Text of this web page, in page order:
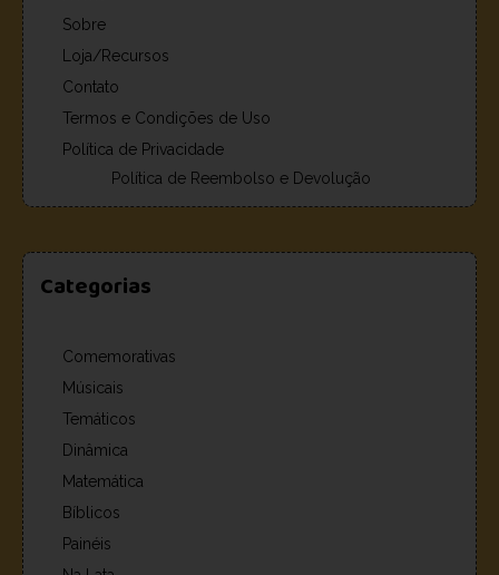
Sobre
Loja/Recursos
Contato
Termos e Condições de Uso
Política de Privacidade
Política de Reembolso e Devolução
Categorias
Comemorativas
Músicais
Temáticos
Dinâmica
Matemática
Bíblicos
Painéis